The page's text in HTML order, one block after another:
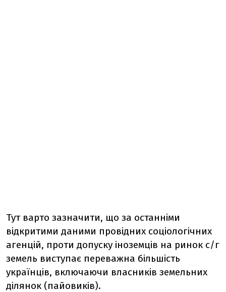
Тут варто зазначити, що за останніми
відкритими даними провідних соціологічних
агенцій, проти допуску іноземців на ринок с/г
земель виступає переважна більшість
українців, включаючи власників земельних
ділянок (пайовиків).